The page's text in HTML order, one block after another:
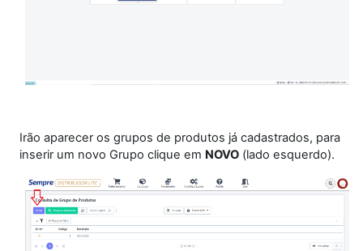
Irão aparecer os grupos de produtos já cadastrados, para
inserir um novo Grupo clique em NOVO (lado esquerdo).